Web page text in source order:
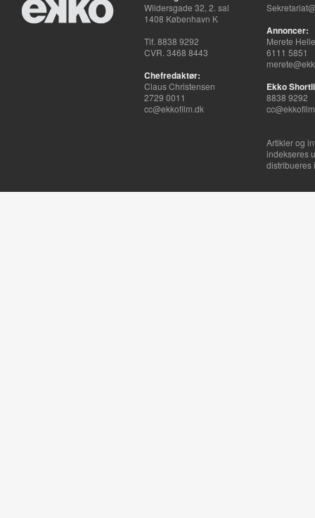
Wildersgade 32, 2. sal
1408 København K
Tlf. 8838 9292
CVR. 3468 8443
Chefredaktør:
Claus Christensen
2729 0011
cc@ekkofilm.dk
Annoncer:
Merete
6111 5851
Ekko
8838 9292
Artikler og
indekseres
distribueres